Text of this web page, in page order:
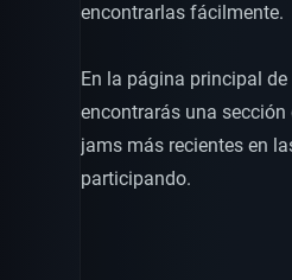
encontrarlas fácilmente.
En la página principal
encontrarás una
jams más recientes en
participando.